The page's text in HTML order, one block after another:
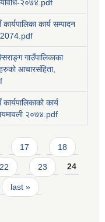
२०७४.pdf
कार्य सम्पादन
गाउँपालिकाका
आचारसंहिता,
कार्य
२०७४.pdf
17 18
22 23 24
last »